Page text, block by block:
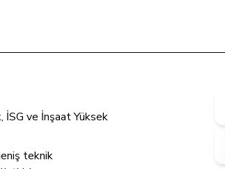
İSG ve İnşaat Yüksek
teknik